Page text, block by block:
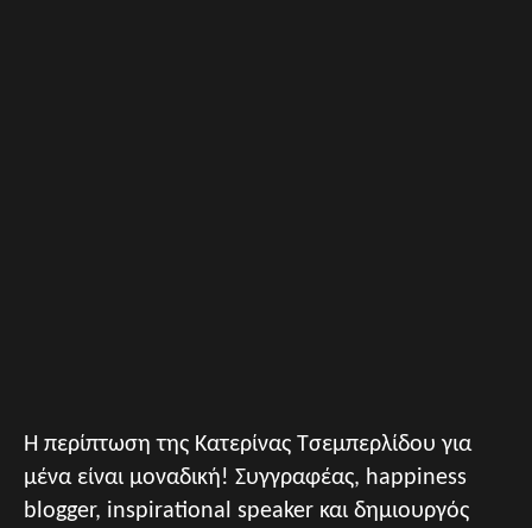
H περίπτωση της Κατερίνας Τσεμπερλίδου για
μένα είναι μοναδική! Συγγραφέας, happiness
blogger, inspirational speaker και δημιουργός